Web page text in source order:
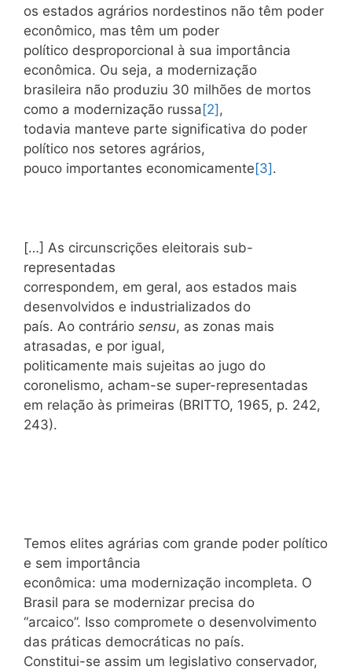
os estados agrários nordestinos não têm poder
econômico, mas têm um poder
político desproporcional à sua importância
econômica. Ou seja, a modernização
brasileira não produziu 30 milhões de mortos
como a modernização russa[2],
todavia manteve parte significativa do poder
político nos setores agrários,
pouco importantes economicamente[3].
[…] As circunscrições eleitorais sub-
representadas
correspondem, em geral, aos estados mais
desenvolvidos e industrializados do
país. Ao contrário sensu, as zonas mais
atrasadas, e por igual,
politicamente mais sujeitas ao jugo do
coronelismo, acham-se super-representadas
em relação às primeiras (BRITTO, 1965, p. 242,
243).
Temos elites agrárias com grande poder político
e sem importância
econômica: uma modernização incompleta. O
Brasil para se modernizar precisa do
“arcaico”. Isso compromete o desenvolvimento
das práticas democráticas no país.
Constitui-se assim um legislativo conservador,